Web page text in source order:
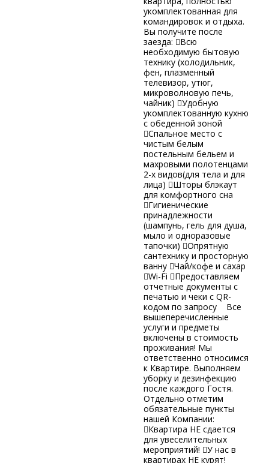
укомплектованная для
командировок и отдыха.
Вы получите после
заезда: Всю
необходимую бытовую
технику (холодильник,
фен, плазменный
телевизор, утюг,
микроволновую печь,
чайник) Удобную
укомплектованную кухню
с обеденной зоной
Спальное место с
чистым белым
постельным бельем и
махровыми полотенцами
2-х видов(для тела и для
лица) Шторы блэкаут
для комфортного сна
Гигиенические
принадлежности
(шампунь, гель для душа,
мыло и одноразовые
тапочки) Опрятную
сантехнику и просторную
ванну Чай/кофе и сахар
Wi-Fi Предоставляем
отчетные документы с
печатью и чеки с QR-
кодом по запросу Все
вышеперечисленные
услуги и предметы
включены в стоимость
проживания! Мы
ответственно относимся
к Квартире. Выполняем
уборку и дезинфекцию
после каждого Гостя.
Отдельно отметим
обязательные пункты
нашей Компании:
Квартира НЕ сдается
для увеселительных
мероприятий! У нас в
квартирах НЕ курят!